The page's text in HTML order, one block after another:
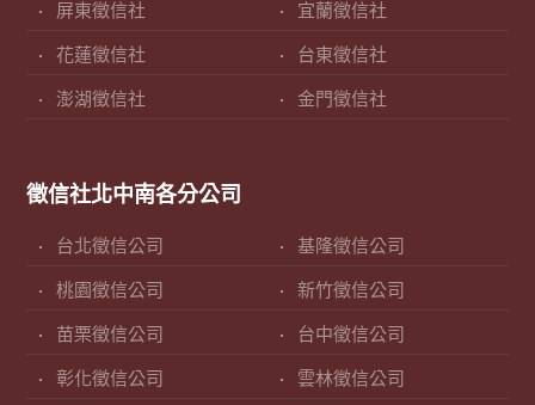
屏東徵信社 宜蘭徵信社
花蓮徵信社 台東徵信社
澎湖徵信社 金門徵信社
徵信社北中南各分公司
台北徵信公司 基隆徵信公司
桃園徵信公司 新竹徵信公司
苗栗徵信公司 台中徵信公司
彰化徵信公司 雲林徵信公司